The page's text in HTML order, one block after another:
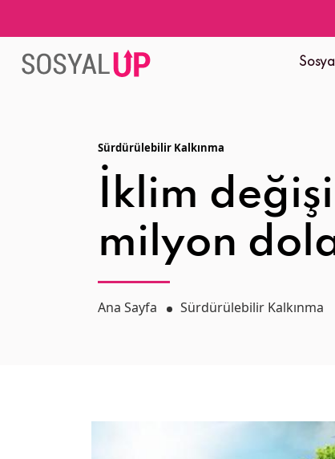
Sürdürülebilir Kalkınma
İklim
milyon
Ana Sayfa Sürdürülebilir Kalkınma